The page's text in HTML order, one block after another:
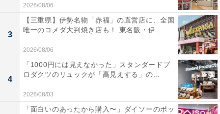
2026/08/06
3
【三重県】伊勢名物「赤福」の直営店に、全国
唯一のコメダ大判焼き店も！ 東名阪・伊...
2026/08/06
4
「1000円には見えなかった」スタンダードプ
ロダクツのリュックが「高見えする」の...
2026/08/03
「面白いのあったから購入〜」ダイソーのポッ